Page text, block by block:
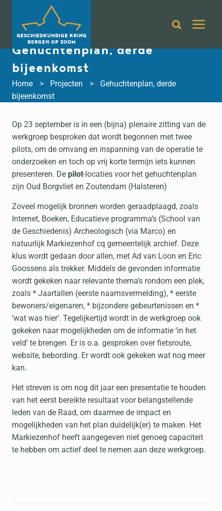
inhoud
Gehuchtenplan, derde
bijeenkomst
Home Projecten
Gehuchtenplan, derde
bijeenkomst
Op 23 september is in een (bijna) plenaire zitting van de
werkgroep besproken dat wordt begonnen met twee
pilots, om de omvang en inspanning van de operatie te
onderzoeken en toch op vrij korte termijn iets kunnen
presenteren. De pilot-locaties voor het gehuchtenplan
zijn Oud Borgvliet en Zoutendam (Halsteren)
Zoveel mogelijk bronnen worden geraadplaagd, zoals
Internet, Boeken, Educatieve programma’s (School van
de Geschiedenis) Archeologisch (via Marco) en
natuurlijk Markiezenhof cq gemeentelijk archief. Deze
klus wordt gedaan door allen, met Ad van Loon en Eric
Goossens als trekker. Middels de gevonden informatie
wordt gekeken naar relevante thema’s rondom een plek,
zoals * Jaartallen (eerste naamsvermelding), * eerste
bewoners/eigenaren, * bijzondere gebeurtenissen en *
‘wat was hier’. Tegelijkertijd wordt in de werkgroep ook
gekeken naar mogelijkheden om de informatie ‘in het
veld’ te brengen. Er is o.a. gesproken over fietsroute,
website, bebording. Er wordt ook gekeken wat nog meer
kan.
Het streven is om nog dit jaar een presentatie te houden
van het eerst bereikte resultaat voor belangstellende
leden van de Raad, om daarmee de impact en
mogelijkheden van het plan duidelijk(er) te maken. Het
Markiezenhof heeft aangegeven niet genoeg capaciteit
te hebben om actief deel te nemen aan deze werkgroep.